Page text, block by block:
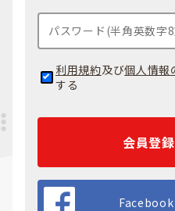
利用規約及び個人情報
する
会員登録
Facebook